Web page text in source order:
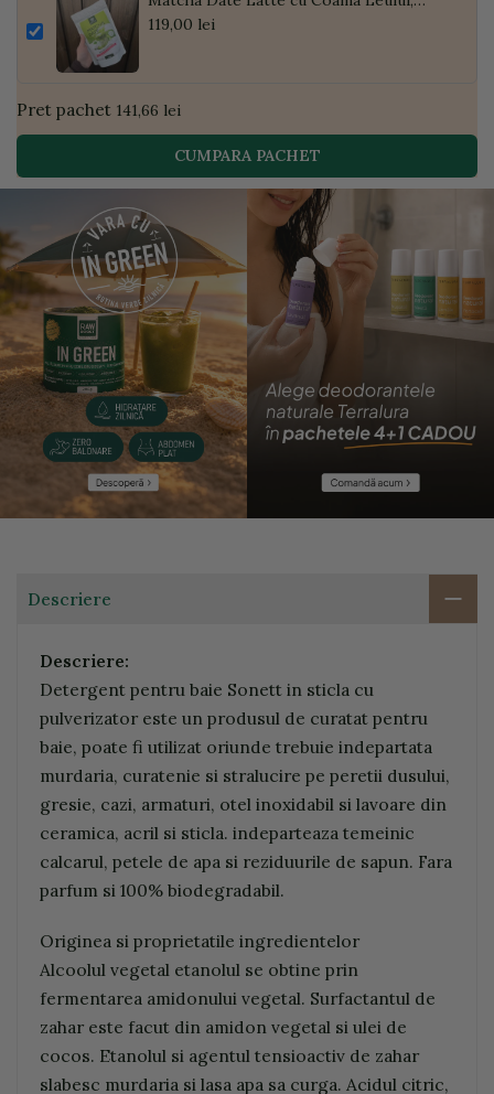
Pudră de Curmale și Ghimbir, ECO, 300g
119,00 lei
Pret pachet 141,66 lei
CUMPARA PACHET
Descriere
Descriere:
Detergent pentru baie Sonett in sticla cu
pulverizator este un produsul de curatat pentru
baie, poate fi utilizat oriunde trebuie indepartata
murdaria, curatenie si stralucire pe peretii dusului,
gresie, cazi, armaturi, otel inoxidabil si lavoare din
ceramica, acril si sticla. indeparteaza temeinic
calcarul, petele de apa si reziduurile de sapun. Fara
parfum si 100% biodegradabil.
Originea si proprietatile ingredientelor
Alcoolul vegetal etanolul se obtine prin
fermentarea amidonului vegetal. Surfactantul de
zahar este facut din amidon vegetal si ulei de
cocos. Etanolul si agentul tensioactiv de zahar
slabesc murdaria si lasa apa sa curga. Acidul citric,